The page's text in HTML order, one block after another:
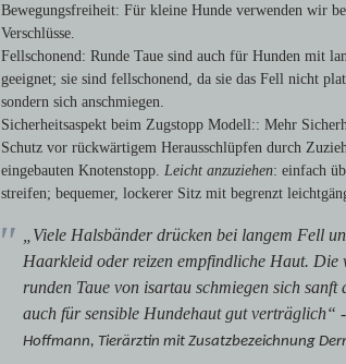
Bewegungsfreiheit: Für kleine Hunde verwenden wir
Verschlüsse.
Fellschonend: Runde Taue sind auch für Hunden mit
geeignet; sie sind fellschonend, da sie das Fell nicht
sondern sich anschmiegen.
Sicherheitsaspekt beim Zugstopp Modell:: Mehr
Schutz vor rückwärtigem Herausschlüpfen durch
eingebauten Knotenstopp. Leicht anzuziehen: einfach
streifen; bequemer, lockerer Sitz mit begrenzt
„Viele Halsbänder drücken bei langem Fell
Haarkleid oder reizen empfindliche Haut. Die
runden Taue von isartau schmiegen sich sanft
auch für sensible Hundehaut gut verträglich“ -
Hoffmann, Tierärztin mit Zusatzbezeichnung